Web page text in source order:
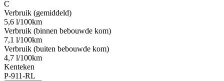
C
Verbruik (gemiddeld)
5,6 l/100km
Verbruik (binnen bebouwde kom)
7,1 l/100km
Verbruik (buiten bebouwde kom)
4,7 l/100km
Kenteken
P-911-RL